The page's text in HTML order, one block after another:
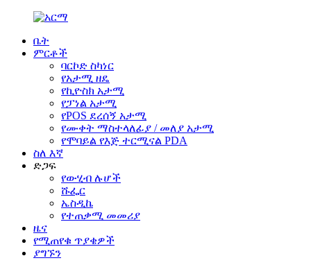
ቤት
ምርቶች
ባርኮድ ስካነር
የአታሚ ዘዴ
የኪዮስክ አታሚ
የፓነል አታሚ
የPOS ደረሰኝ አታሚ
የሙቀት ማስተላለፊያ / መለያ አታሚ
የሞባይል የእጅ ተርሚናል PDA
ስለ እኛ
ድጋፍ
የውሂብ ሉሆች
ሹፌር
ኤስዲኬ
የተጠቃሚ መመሪያ
ዜና
የሚጠየቁ ጥያቄዎች
ያግኙን